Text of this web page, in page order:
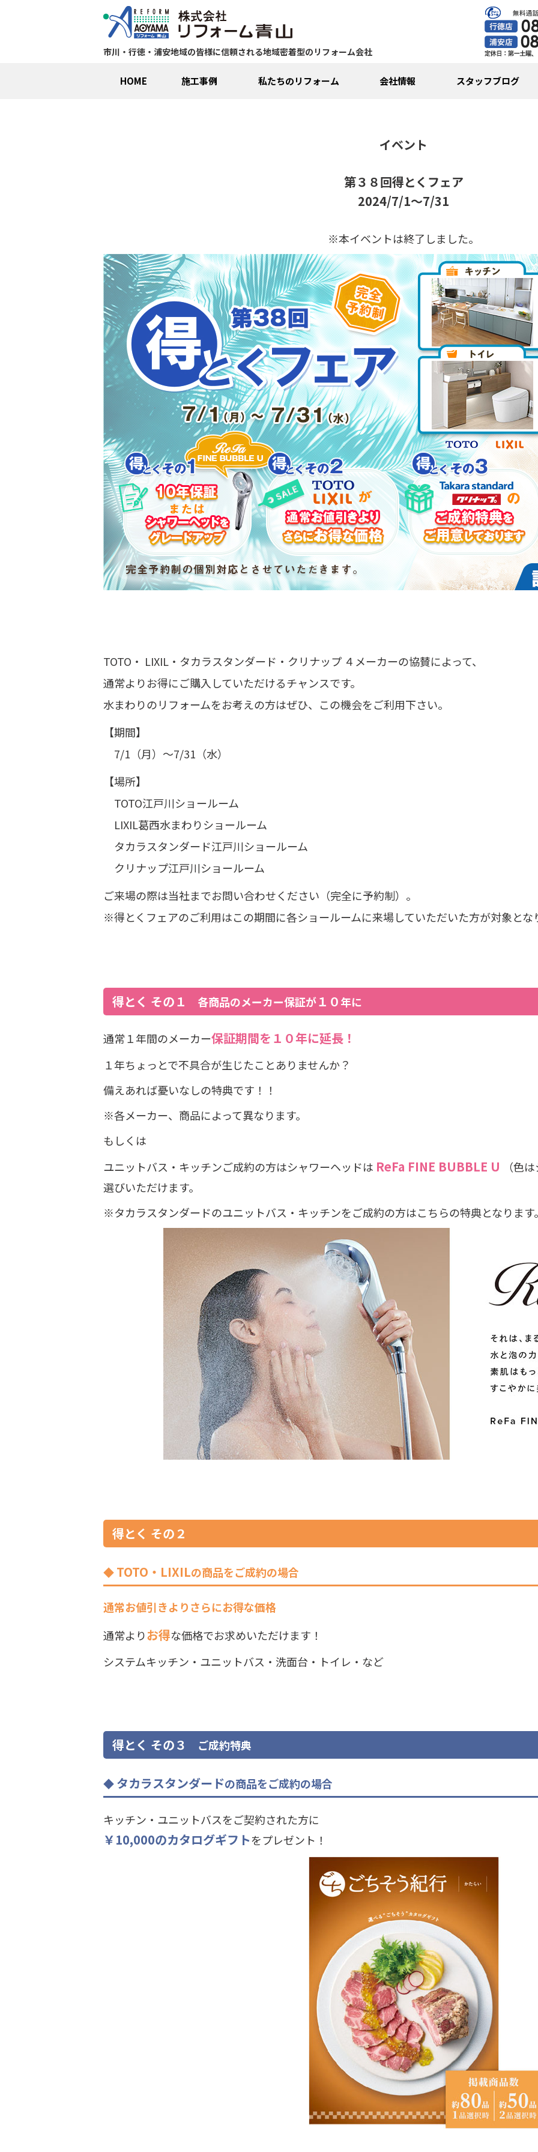
市川・行徳・浦安地域の皆様に信頼される地域密着型のリフォーム会社
HOME 施工事例 私たちのリフォーム 会社情報 スタッフブログ
イベント
第３８回得とくフェア
2024/7/1～7/31
※本イベントは終了しました。
TOTO・ LIXIL・タカラスタンダード・クリナップ ４メーカーの協賛によって、
通常よりお得にご購入していただけるチャンスです。
水まわりのリフォームをお考えの方はぜひ、この機会をご利用下さい。
【期間】
7/1（月）～7/31（水）
【場所】
TOTO江戸川ショールーム
LIXIL葛西水まわりショールーム
タカラスタンダード江戸川ショールーム
クリナップ江戸川ショールーム
ご来場の際は当社までお問い合わせください（完全に予約制）。
※得とくフェアのご利用はこの期間に各ショールームに来場していただいた方が対象とな
得とく その１ 各商品のメーカー保証が１０年に
通常１年間のメーカー保証期間を１０年に延長！
１年ちょっとで不具合が生じたことありませんか？
備えあれば憂いなしの特典です！！
※各メーカー、商品によって異なります。
もしくは
ユニットバス・キッチンご成約の方はシャワーヘッドは ReFa FINE BUBBLE U （色
選びいただけます。
※タカラスタンダードのユニットバス・キッチンをご成約の方はこちらの特典となります
得とく その２
TOTO・LIXILの商品をご成約の場合
通常お値引きよりさらにお得な価格
通常よりお得な価格でお求めいただけます！
システムキッチン・ユニットバス・洗面台・トイレ・など
得とく その３ ご成約特典
タカラスタンダードの商品をご成約の場合
キッチン・ユニットバスをご契約された方に
￥10,000のカタログギフトをプレゼント！